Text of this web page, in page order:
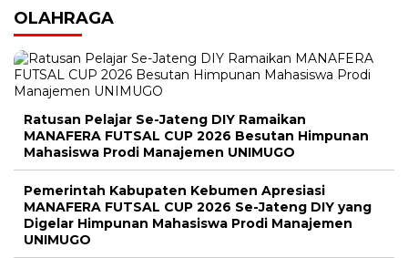
OLAHRAGA
Ratusan Pelajar Se-Jateng DIY Ramaikan
MANAFERA FUTSAL CUP 2026 Besutan Himpunan
Mahasiswa Prodi Manajemen UNIMUGO
Pemerintah Kabupaten Kebumen Apresiasi
MANAFERA FUTSAL CUP 2026 Se-Jateng DIY yang
Digelar Himpunan Mahasiswa Prodi Manajemen
UNIMUGO